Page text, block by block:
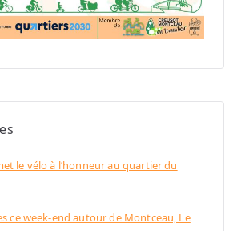
le vélo à l’honneur au quartier du
ce week-end autour de Montceau, Le